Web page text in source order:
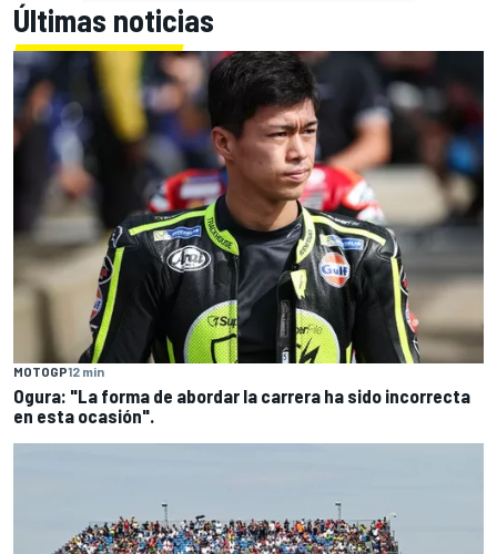
Últimas noticias
MOTOGP12 min
Ogura: "La forma de abordar la carrera ha sido incorrecta
en esta ocasión".